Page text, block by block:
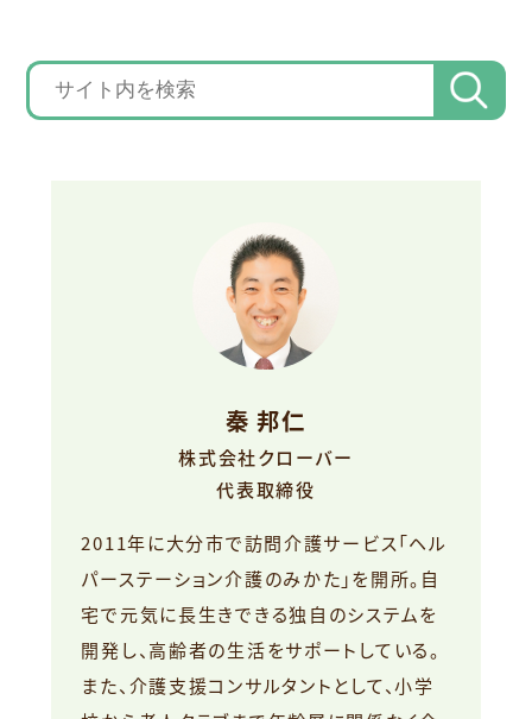
秦 邦仁
株式会社クローバー
代表取締役
2011年に大分市で訪問介護サービス「ヘル
パーステーション介護のみかた」を開所。自
宅で元気に長生きできる独自のシステムを
開発し、高齢者の生活をサポートしている。
また、介護支援コンサルタントとして、小学